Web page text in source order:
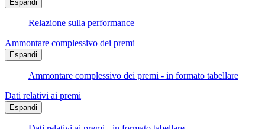
Espandi
Relazione sulla performance
Ammontare complessivo dei premi
Espandi
Ammontare complessivo dei premi - in formato tabellare
Dati relativi ai premi
Espandi